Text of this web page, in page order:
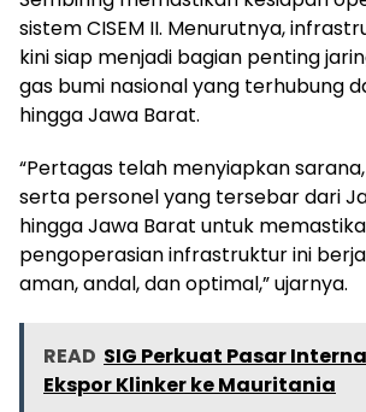
sistem CISEM II. Menurutnya,
kini siap menjadi bagian penting
gas bumi nasional yang terhubung
hingga Jawa Barat.
“Pertagas telah menyiapkan
serta personel yang tersebar dari
hingga Jawa Barat untuk
pengoperasian infrastruktur ini
aman, andal, dan optimal,” ujarnya.
READ SIG Perkuat Pasar
Ekspor Klinker ke Mauritania